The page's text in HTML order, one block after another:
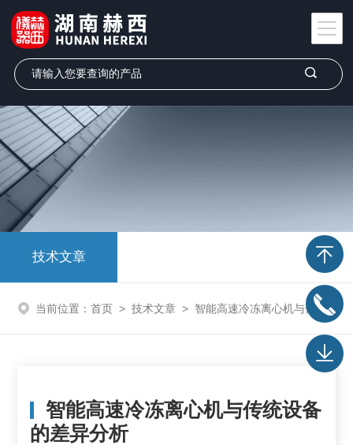
技术文章
当前位置： 首页 > 技术文章 > 智能高速冷冻离心机与传统设备的差异分析
智能高速冷冻离心机与传统设备
的差异分析